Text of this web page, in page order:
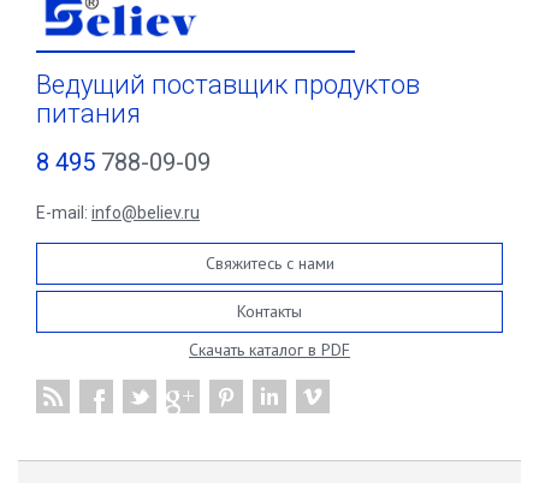
Ведущий поставщик продуктов
питания
8 495 788-09-09
E-mail: info@believ.ru
Свяжитесь с нами
Контакты
Скачать каталог в PDF